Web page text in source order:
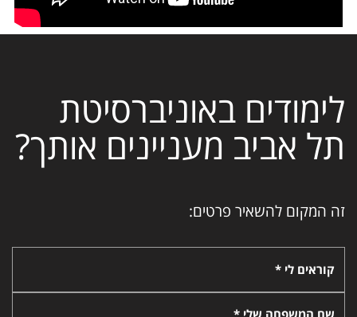
לימודים באוניברסיטת
תל אביב מעניינים אותך?
זה המקום להשאיר פרטים:
קוראים לי *